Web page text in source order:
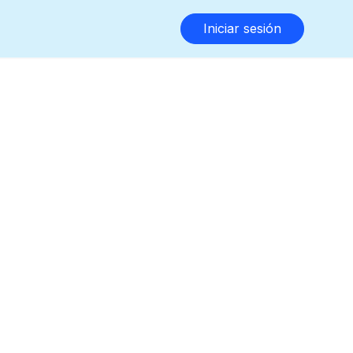
Iniciar sesión